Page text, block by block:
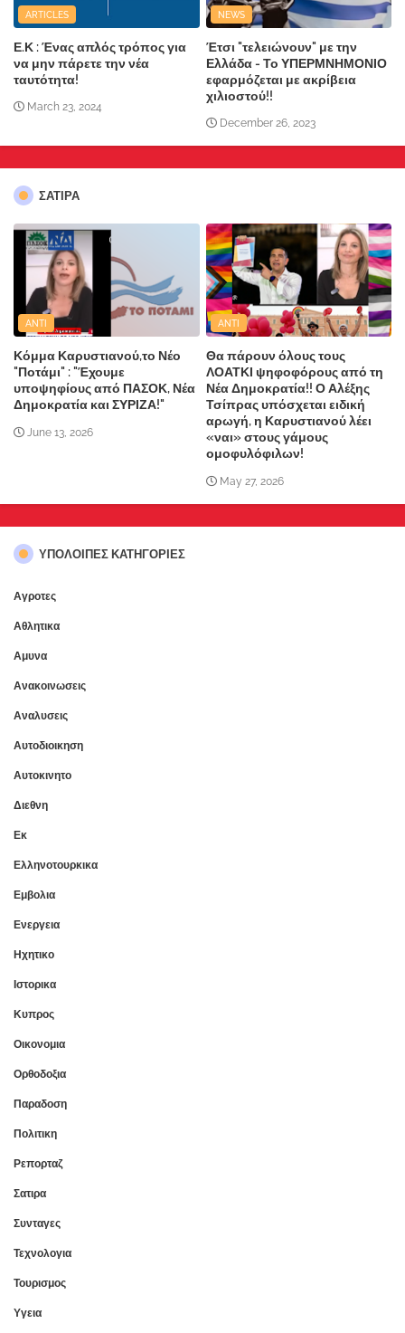
ARTICLES
Ε.Κ : Ένας απλός τρόπος για
να μην πάρετε την νέα
ταυτότητα!
March 23, 2024
NEWS
Έτσι "τελειώνουν" με την
Ελλάδα - Το ΥΠΕΡΜΝΗΜΟΝΙΟ
εφαρμόζεται με ακρίβεια
χιλιοστού!!
December 26, 2023
ΣΑΤΙΡΑ
ANTI
Κόμμα Καρυστιανού,το Νέο
"Ποτάμι" : "Έχουμε
υποψηφίους από ΠΑΣΟΚ, Νέα
Δημοκρατία και ΣΥΡΙΖΑ!"
June 13, 2026
ANTI
Θα πάρουν όλους τους
ΛΟΑΤΚΙ ψηφοφόρους από τη
Νέα Δημοκρατία!! Ο Αλέξης
Τσίπρας υπόσχεται ειδική
αρωγή, η Καρυστιανού λέει
«ναι» στους γάμους
ομοφυλόφιλων!
May 27, 2026
ΥΠΌΛΟΙΠΕΣ ΚΑΤΗΓΟΡΊΕΣ
Αγροτες
Αθλητικα
Αμυνα
Ανακοινωσεις
Αναλυσεις
Αυτοδιοικηση
Αυτοκινητο
Διεθνη
Εκ
Ελληνοτουρκικα
Εμβολια
Ενεργεια
Ηχητικο
Ιστορικα
Κυπρος
Οικονομια
Ορθοδοξια
Παραδοση
Πολιτικη
Ρεπορταζ
Σατιρα
Συνταγες
Τεχνολογια
Τουρισμος
Υγεια